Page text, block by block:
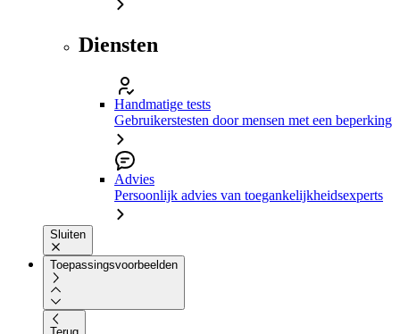
Diensten
Handmatige tests
Gebruikerstesten door mensen met een beperking
Advies
Persoonlijk advies van toegankelijkheidsexperts
Sluiten
Toepassingsvoorbeelden